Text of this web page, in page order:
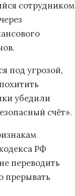
сотрудником
под угрозой,
убедили
счёт».
РФ
переводить
прерывать